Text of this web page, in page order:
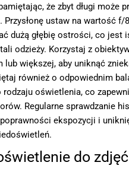
że zbyt długi może
Przysłonę ustaw na wartość f/
dużą głębię ostrości, co jest
odzieży. Korzystaj z
większej, aby uniknąć
również o odpowiednim
oświetlenia, co
Regularne sprawdzanie
ekspozycji i
do zdjęć